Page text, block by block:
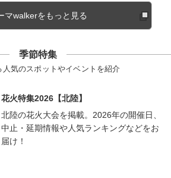
マwalkerをもっと見る
季節特集
人気のスポットやイベントを紹介
花火特集2026【北陸】
北陸の花火大会を掲載。2026年の開催日、
中止・延期情報や人気ランキングなどをお
届け！